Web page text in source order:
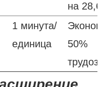
на
1 минута/
единица
50%